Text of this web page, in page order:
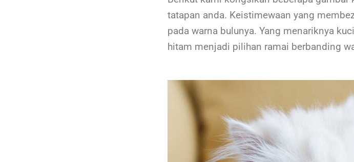
tatapan anda. Keistimewaan yang
pada warna bulunya. Yang menariknya
hitam menjadi pilihan ramai berbanding